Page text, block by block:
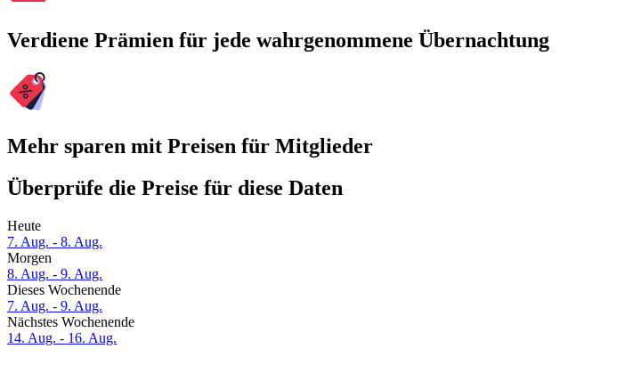
Verdiene Prämien für jede wahrgenommene Übernachtung
Mehr sparen mit Preisen für Mitglieder
Überprüfe die Preise für diese Daten
Heute
7. Aug. - 8. Aug.
Morgen
8. Aug. - 9. Aug.
Dieses Wochenende
7. Aug. - 9. Aug.
Nächstes Wochenende
14. Aug. - 16. Aug.